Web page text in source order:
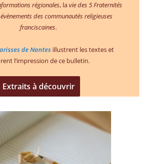
régionales, lavie des 5 Fraternités
évènements des communautés religieuses
franciscaines.
de Nantes illustrent les textes et
l’impression de ce bulletin.
Extraits à découvrir